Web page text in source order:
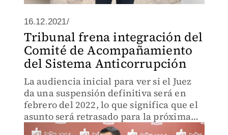
16.12.2021/
Tribunal frena integración del
Comité de Acompañamiento
del Sistema Anticorrupción
La audiencia inicial para ver si el Juez
da una suspensión definitiva será en
febrero del 2022, lo que significa que el
asunto será retrasado para la próxima
navidad.